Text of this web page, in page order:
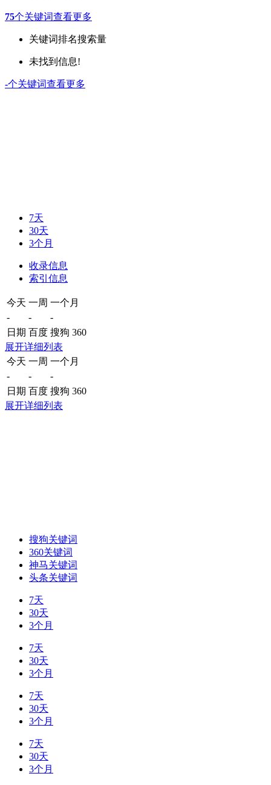
75个关键词查看更多
关键词排名搜索量
未找到信息!
-个关键词查看更多
7天
30天
3个月
收录信息
索引信息
今天 一周 一个月
-
-
-
日期 百度 搜狗 360
展开详细列表
今天 一周 一个月
-
-
-
日期 百度 搜狗 360
展开详细列表
搜狗关键词
360关键词
神马关键词
头条关键词
7天
30天
3个月
7天
30天
3个月
7天
30天
3个月
7天
30天
3个月